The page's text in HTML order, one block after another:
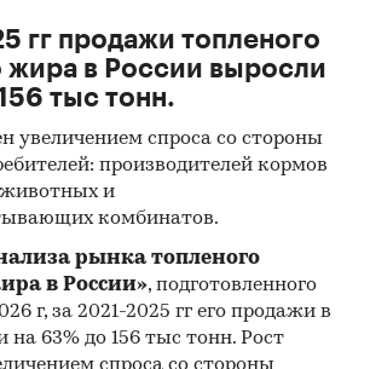
на товар (услугу)в ФО к
года в сравнении с
2002-2025
товар в ФО в сравнении с
за месяц. Данные за
месяц к предыдущему месяцу,
товар в ФО в сравнении с
за год. Данные за
месяц к предыдущему году,
гг продажи топленого
жира в России выросли
тыс тонн.
увеличением спроса со стороны
производителей кормов
и
комбинатов.
рынка топленого
в России», подготовленного
г, за 2021-2025 гг его продажи в
на 63% до 156 тыс тонн. Рост
спроса со стороны